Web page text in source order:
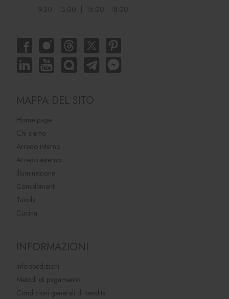
9.30 - 13.00 | 15.00 - 18.00
MAPPA DEL SITO
Home page
Chi siamo
Arredo interno
Arredo esterno
Illuminazione
Complementi
Tavola
Cucina
INFORMAZIONI
Info spedizioni
Metodi di pagamento
Condizioni generali di vendita